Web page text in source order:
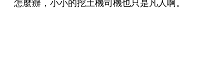
怎麼辦，小小的挖土機司機也只是凡人啊。